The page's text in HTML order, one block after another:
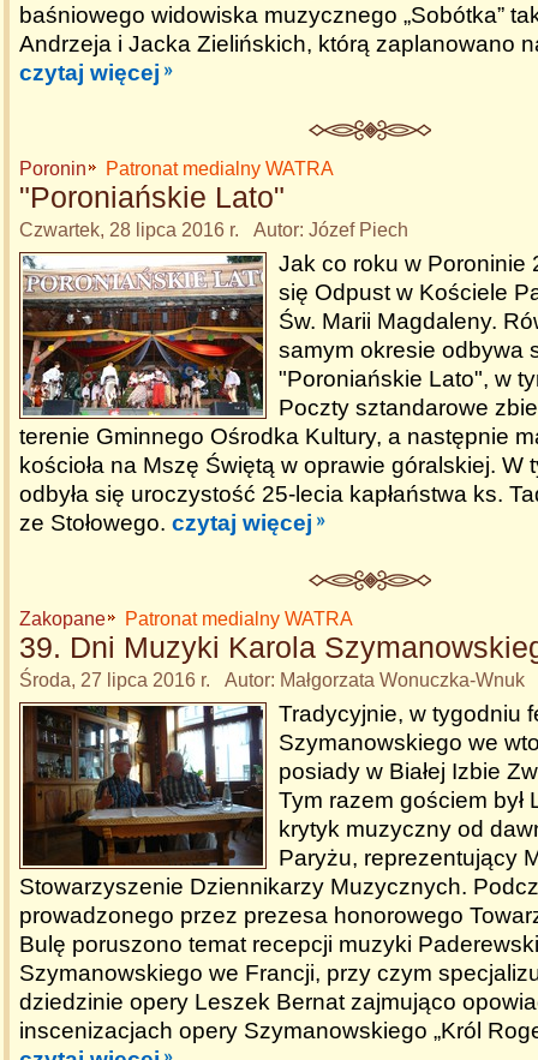
baśniowego widowiska muzycznego „Sobótka”
Andrzeja i Jacka Zielińskich, którą zaplanowano
czytaj więcej
Poronin Patronat medialny WATRA
"Poroniańskie Lato"
Czwartek, 28 lipca 2016 r. Autor: Józef Piech
Jak co roku w Poroninie
się Odpust w Kościele
Św. Marii Magdaleny.
samym okresie odbywa
"Poroniańskie Lato", w
Poczty sztandarowe
terenie Gminnego Ośrodka Kultury, a następnie
kościoła na Mszę Świętą w oprawie góralskiej. W
odbyła się uroczystość 25-lecia kapłaństwa ks.
ze Stołowego. czytaj więcej
Zakopane Patronat medialny WATRA
39. Dni Muzyki Karola
Środa, 27 lipca 2016 r. Autor: Małgorzata Wonuczka-Wnuk
Tradycyjnie, w tygodniu
Szymanowskiego we
posiady w Białej Izbie
Tym razem gościem był
krytyk muzyczny od
Paryżu, reprezentujący
Stowarzyszenie Dziennikarzy Muzycznych.
prowadzonego przez prezesa honorowego
Bulę poruszono temat recepcji muzyki
Szymanowskiego we Francji, przy czym
dziedzinie opery Leszek Bernat zajmująco
inscenizacjach opery Szymanowskiego „Król